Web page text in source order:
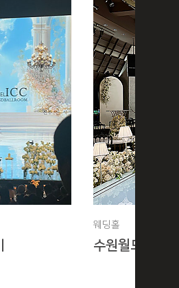
웨딩홀
수원월드컵경